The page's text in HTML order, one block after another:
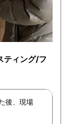
ィング/フ
後、現場